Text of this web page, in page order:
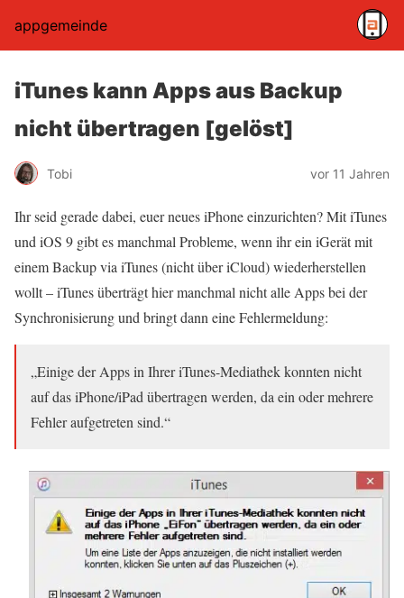
appgemeinde
iTunes kann Apps aus Backup
nicht übertragen [gelöst]
Tobi vor 11 Jahren
Ihr seid gerade dabei, euer neues iPhone einzurichten? Mit iTunes
und iOS 9 gibt es manchmal Probleme, wenn ihr ein iGerät mit
einem Backup via iTunes (nicht über iCloud) wiederherstellen
wollt – iTunes überträgt hier manchmal nicht alle Apps bei der
Synchronisierung und bringt dann eine Fehlermeldung:
„Einige der Apps in Ihrer iTunes-Mediathek konnten nicht
auf das iPhone/iPad übertragen werden, da ein oder mehrere
Fehler aufgetreten sind.“